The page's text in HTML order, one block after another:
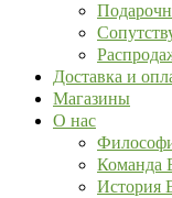
Доставка и
Магазины
О нас
Команда
История